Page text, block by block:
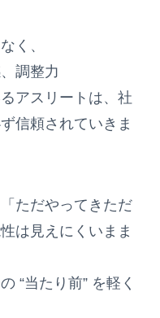
く、
調整力
アスリートは、社
信頼されていきま
ただやってきただ
は見えにくいまま
“当たり前” を軽く